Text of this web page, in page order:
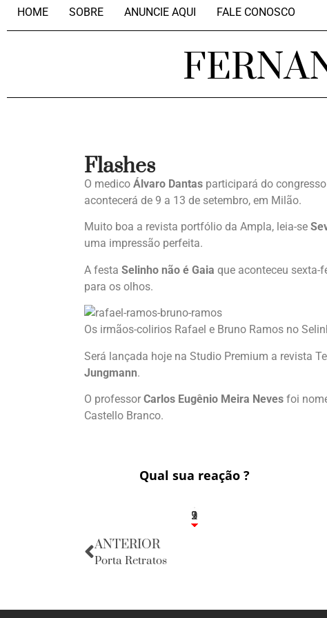
HOME SOBRE ANUNCIE AQUI FALE CONOSCO
Flashes
O medico Álvaro Dantas participará do
acontecerá de 9 a 13 de setembro, em Milão.
Muito boa a revista portfólio da Ampla, leia-se
uma impressão perfeita.
A festa Selinho não é Gaia que aconteceu sexta-
para os olhos.
Os irmãos-colirios Rafael e Bruno Ramos no
Será lançada hoje na Studio Premium a revista
Jungmann.
O professor Carlos Eugênio Meira Neves foi
Castello Branco.
Qual sua reação ?
3
1
2
9
ANTERIOR
Porta Retratos